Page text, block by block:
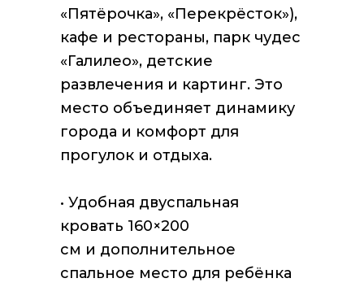
«Пятёрочка», «Перекрёсток»),
кафе и рестораны, парк чудес
«Галилео», детские
развлечения и картинг. Это
место объединяет динамику
города и комфорт для
прогулок и отдыха.
• Удобная двуспальная
кровать 160×200
см и дополнительное
спальное место для ребёнка